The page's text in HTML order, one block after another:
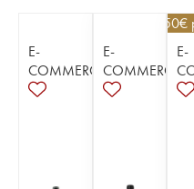
E-
COMMERCE
E-
COMMERCE
130,50€
E-